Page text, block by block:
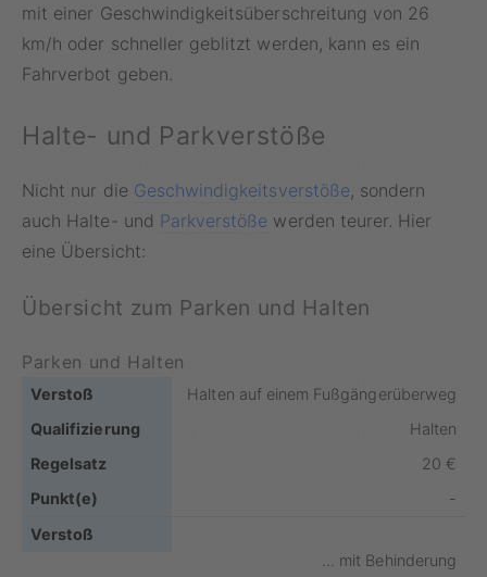
mit einer Geschwindigkeitsüberschreitung von 26
km/h oder schneller geblitzt werden, kann es ein
Fahrverbot geben.
Halte- und Parkverstöße
Nicht nur die Geschwindigkeitsverstöße, sondern
auch Halte- und Parkverstöße werden teurer. Hier
eine Übersicht:
Übersicht zum Parken und Halten
Parken und Halten
Halten auf einem Fußgängerüberweg
Halten
20 €
-
... mit Behinderung